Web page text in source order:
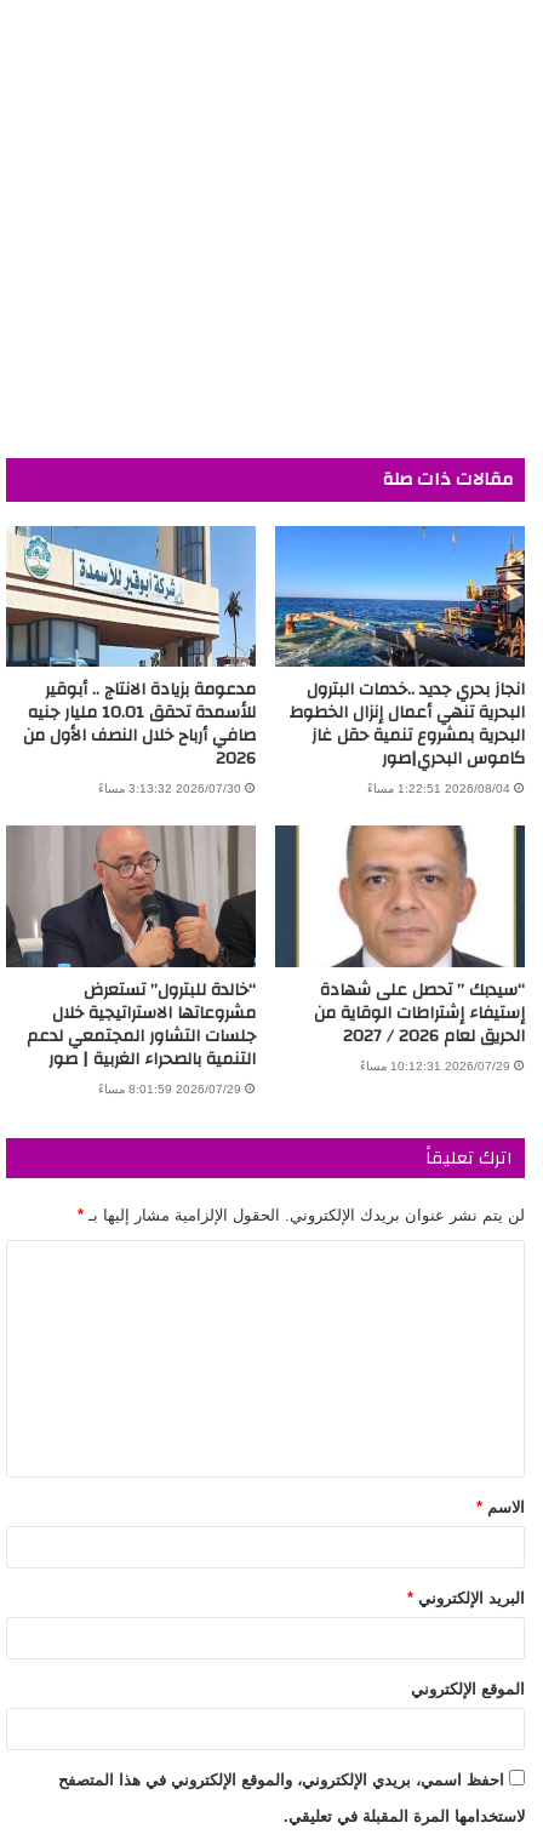
مقالات ذات صلة
انجاز بحري جديد ..خدمات البترول
البحرية تنهي أعمال إنزال الخطوط
البحرية بمشروع تنمية حقل غاز
كاموس البحري|صور
2026/08/04 1:22:51 مساءً
مدعومة بزيادة الانتاج .. أبوقير
للأسمدة تحقق 10.01 مليار جنيه
صافي أرباح خلال النصف الأول من
2026
2026/07/30 3:13:32 مساءً
“سيدبك ” تحصل على شهادة
إستيفاء إشتراطات الوقاية من
الحريق لعام 2026 / 2027
2026/07/29 10:12:31 مساءً
“خالدة للبترول” تستعرض
مشروعاتها الاستراتيجية خلال
جلسات التشاور المجتمعي لدعم
التنمية بالصحراء الغربية | صور
2026/07/29 8:01:59 مساءً
اترك تعليقاً
لن يتم نشر عنوان بريدك الإلكتروني. الحقول الإلزامية مشار إليها بـ *
الاسم *
البريد الإلكتروني *
الموقع الإلكتروني
احفظ اسمي، بريدي الإلكتروني، والموقع الإلكتروني في هذا المتصفح
لاستخدامها المرة المقبلة في تعليقي.